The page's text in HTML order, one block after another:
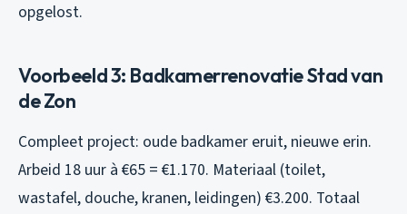
opgelost.
Voorbeeld 3: Badkamerrenovatie Stad van
de Zon
Compleet project: oude badkamer eruit, nieuwe erin.
Arbeid 18 uur à €65 = €1.170. Materiaal (toilet,
wastafel, douche, kranen, leidingen) €3.200. Totaal